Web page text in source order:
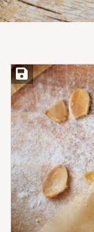
Save Recipe